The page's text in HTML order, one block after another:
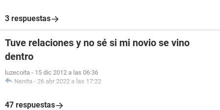
3 respuestas
Tuve relaciones y no sé si mi novio se vino
dentro
luzecoita - 15 dic 2012 a las 06:36
Nenita - 26 abr 2022 a las 17:22
47 respuestas